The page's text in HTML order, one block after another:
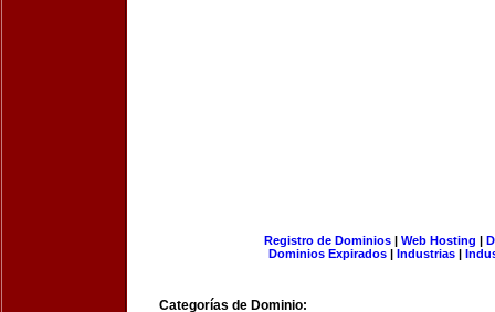
Registro de Dominios| Web Hosting |
Dominios Expirados | Industrias |
Categorías de Dominio: